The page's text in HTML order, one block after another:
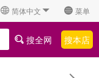
简体中文 菜单
搜全网 搜本店